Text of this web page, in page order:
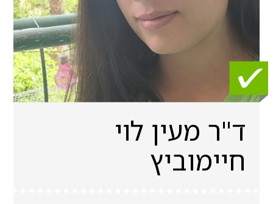
ד"ר מעין לוי
חיימוביץ